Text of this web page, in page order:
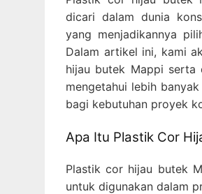
dicari dalam dunia
yang menjadikannya
Dalam artikel ini, kami
hijau butek Mappi serta
mengetahui lebih
bagi kebutuhan proyek
Apa Itu Plastik Cor
Plastik cor hijau butek
untuk digunakan dalam